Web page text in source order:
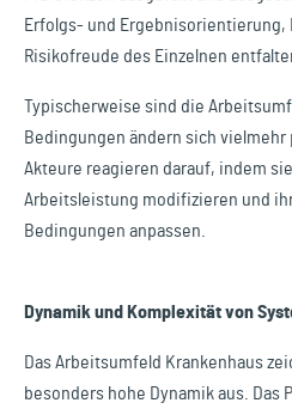
Erfolgs- und Ergebnisorientierung,
Risikofreude des Einzelnen
Typischerweise sind die
Bedingungen ändern sich
Akteure reagieren darauf, indem
Arbeitsleistung modifizieren und
Bedingungen anpassen.
Dynamik und Komplexität von
Das Arbeitsumfeld Krankenhaus
besonders hohe Dynamik aus.